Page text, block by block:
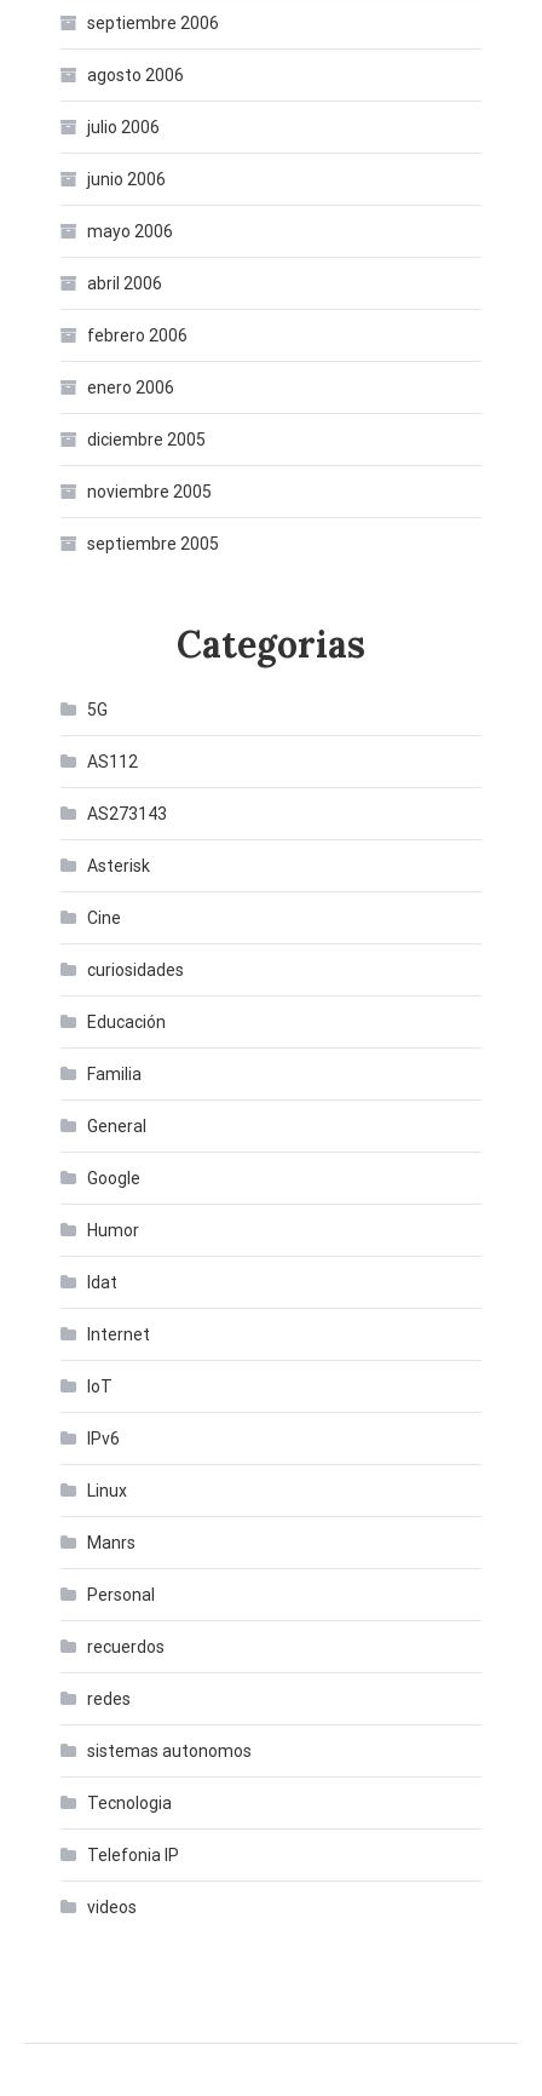
septiembre 2006
agosto 2006
julio 2006
junio 2006
mayo 2006
abril 2006
febrero 2006
enero 2006
diciembre 2005
noviembre 2005
septiembre 2005
Categorias
5G
AS112
AS273143
Asterisk
Cine
curiosidades
Educación
Familia
General
Google
Humor
Idat
Internet
IoT
IPv6
Linux
Manrs
Personal
recuerdos
redes
sistemas autonomos
Tecnologia
Telefonia IP
videos